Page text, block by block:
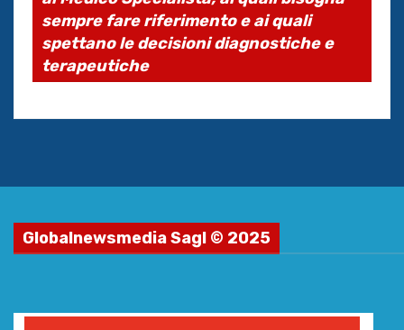
sempre fare riferimento e ai quali
spettano le decisioni diagnostiche e
terapeutiche
Globalnewsmedia Sagl © 2025